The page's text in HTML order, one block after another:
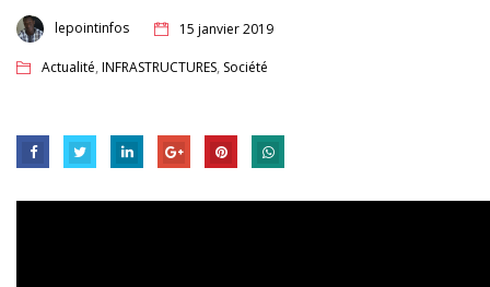
lepointinfos 15 janvier 2019
Actualité,INFRASTRUCTURES, Société